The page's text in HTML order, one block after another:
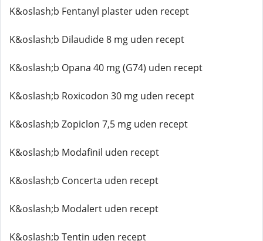
K&oslash;b Fentanyl plaster uden recept
K&oslash;b Dilaudide 8 mg uden recept
K&oslash;b Opana 40 mg (G74) uden recept
K&oslash;b Roxicodon 30 mg uden recept
K&oslash;b Zopiclon 7,5 mg uden recept
K&oslash;b Modafinil uden recept
K&oslash;b Concerta uden recept
K&oslash;b Modalert uden recept
K&oslash;b Tentin uden recept